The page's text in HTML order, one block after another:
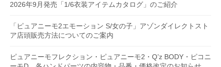
2026年9月発売「1/6衣装アイテムカタログ」のご紹介
「ピュアニーモ2エモーション S/女の子」アゾンダイレクトスト
ア店頭販売方法についてのご案内
ピュアニーモフレクション・ピュアニーモ2・Q’z BODY・ピコニ